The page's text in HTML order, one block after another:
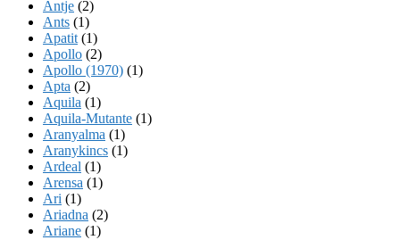
Antje (2)
Ants (1)
Apatit (1)
Apollo (2)
Apollo (1970) (1)
Apta (2)
Aquila (1)
Aquila-Mutante (1)
Aranyalma (1)
Aranykincs (1)
Ardeal (1)
Arensa (1)
Ari (1)
Ariadna (2)
Ariane (1)